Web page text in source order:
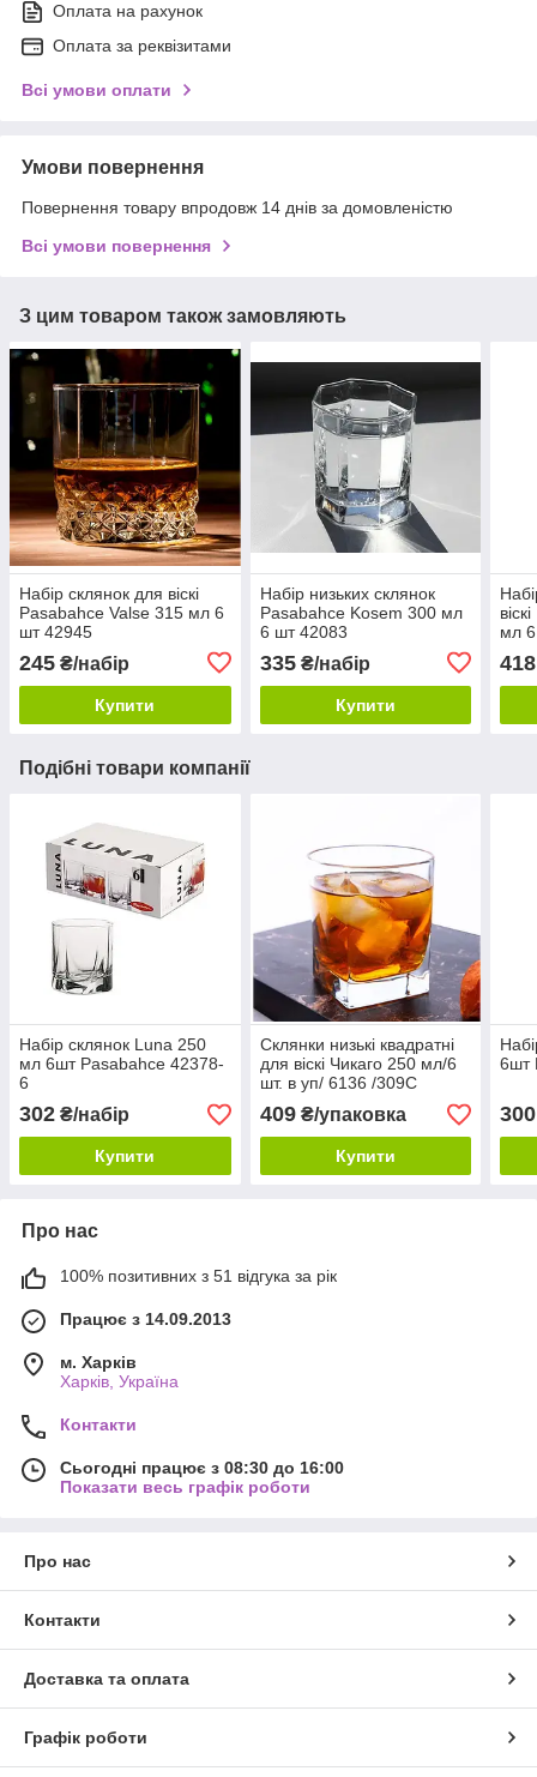
Оплата на рахунок
Оплата за реквізитами
Всі умови оплати
Умови повернення
Повернення товару впродовж 14 днів за домовленістю
Всі умови повернення
З цим товаром також замовляють
Набір склянок для віскі
Pasabahce Valse 315 мл 6
шт 42945
245 ₴/набір
Купити
Набір низьких склянок
Pasabahce Kosem 300 мл
6 шт 42083
335₴/набір
Купити
мл
418
Подібні товари компанії
Набір склянок Luna 250
мл 6шт Pasabahce 42378-
6
302 ₴/набір
Купити
Склянки низькі квадратні
для віскі Чикаго 250 мл/6
шт. в уп/ 6136 /309С
409₴/упаковка
Купити
6шт
300
Про нас
100% позитивних з 51 відгука за рік
Працює з 14.09.2013
м. Харків
Харків, Україна
Контакти
Сьогодні працює з 08:30 до 16:00
Показати весь графік роботи
Про нас
Контакти
Доставка та оплата
Графік роботи